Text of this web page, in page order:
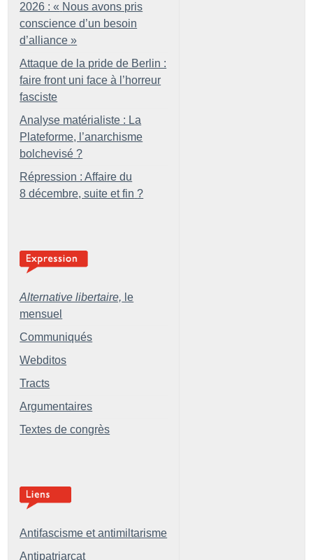
2026 : « Nous avons pris
conscience d’un besoin
d’alliance »
Attaque de la pride de Berlin :
faire front uni face à l’horreur
fasciste
Analyse matérialiste : La
Plateforme, l’anarchisme
bolchevisé ?
Répression : Affaire du
8 décembre, suite et fin ?
Alternative libertaire, le
mensuel
Communiqués
Webditos
Tracts
Argumentaires
Textes de congrès
Antifascisme et antimiltarisme
Antipatriarcat